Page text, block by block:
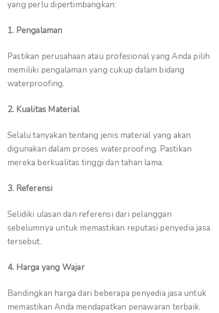
yang perlu dipertimbangkan:
1. Pengalaman
Pastikan perusahaan atau profesional yang Anda pilih
memiliki pengalaman yang cukup dalam bidang
waterproofing.
2. Kualitas Material
Selalu tanyakan tentang jenis material yang akan
digunakan dalam proses waterproofing. Pastikan
mereka berkualitas tinggi dan tahan lama.
3. Referensi
Selidiki ulasan dan referensi dari pelanggan
sebelumnya untuk memastikan reputasi penyedia jasa
tersebut.
4. Harga yang Wajar
Bandingkan harga dari beberapa penyedia jasa untuk
memastikan Anda mendapatkan penawaran terbaik.